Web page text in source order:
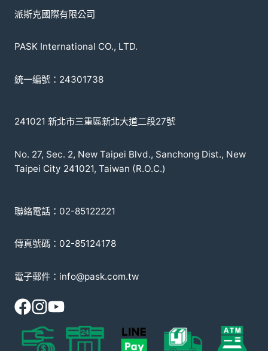
派斯克國際有限公司
PASK International CO., LTD.
統一編號：24301738
241021 新北市三重區新北大道二段27號
No. 27, Sec. 2, New Taipei Blvd., Sanchong Dist., New
Taipei City 241021, Taiwan (R.O.C.)
聯絡電話：02-85122221
傳真號碼：02-85124178
電子郵件：info@pask.com.tw